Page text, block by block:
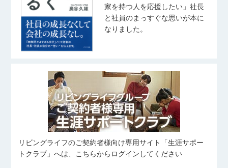
家を持つ人を応援したい」社長
と社員のまっすぐな思いが本に
なりました。
リビングライフのご契約者様向け専用サイト「生涯サポー
トクラブ」へは、こちらからログインしてください